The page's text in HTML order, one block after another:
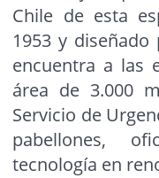
Chile de esta
1953 y
encuentra a las
área de 3.000
Servicio de
pabellones,
tecnología en